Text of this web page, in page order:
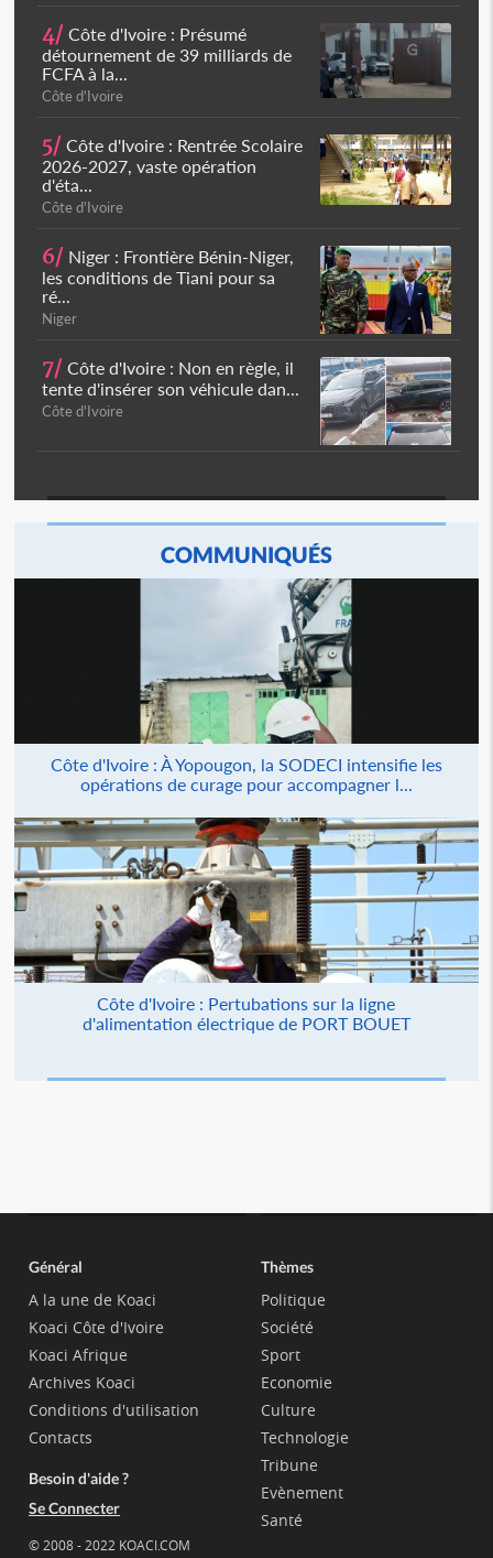
4/ Côte d'Ivoire : Présumé
détournement de 39 milliards de
FCFA à la...
Côte d'Ivoire
5/ Côte d'Ivoire : Rentrée Scolaire
2026-2027, vaste opération
d'éta...
Côte d'Ivoire
6/ Niger : Frontière Bénin-Niger,
les conditions de Tiani pour sa
ré...
Niger
7/ Côte d'Ivoire : Non en règle, il
tente d'insérer son véhicule dan...
Côte d'Ivoire
COMMUNIQUÉS
Côte d'Ivoire : À Yopougon, la SODECI intensifie les
opérations de curage pour accompagner l...
Côte d'Ivoire : Pertubations sur la ligne
d'alimentation électrique de PORT BOUET
Général
A la une de Koaci
Koaci Côte d'Ivoire
Koaci Afrique
Archives Koaci
Conditions d'utilisation
Contacts
Besoin d'aide ?
Se Connecter
© 2008 - 2022 KOACI.COM
Thèmes
Politique
Société
Sport
Economie
Culture
Technologie
Tribune
Evènement
Santé